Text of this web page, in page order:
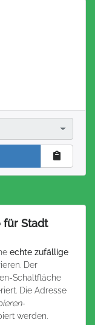
für Stadt
echte zufällige
Der
Schaltfläche
Die Adresse
-
werden.